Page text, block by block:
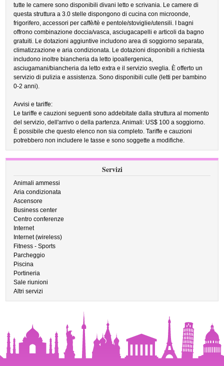
tutte le camere sono disponibili divani letto e scrivania. Le camere di
questa struttura a 3.0 stelle dispongono di cucina con microonde,
frigorifero, accessori per caffè/tè e pentole/stoviglie/utensili. I bagni
offrono combinazione doccia/vasca, asciugacapelli e articoli da bagno
gratuiti. Le dotazioni aggiuntive includono area di soggiorno separata,
climatizzazione e aria condizionata. Le dotazioni disponibili a richiesta
includono inoltre biancheria da letto ipoallergenica,
asciugamani/biancheria da letto extra e il servizio sveglia. È offerto un
servizio di pulizia e assistenza. Sono disponibili culle (letti per bambino
0-2 anni).
Avvisi e tariffe:
Le tariffe e cauzioni seguenti sono addebitate dalla struttura al momento
del servizio, dell'arrivo o della partenza. Animali: US$ 100 a soggiorno.
È possibile che questo elenco non sia completo. Tariffe e cauzioni
potrebbero non includere le tasse e sono soggette a modifiche.
Servizi
Animali ammessi
Aria condizionata
Ascensore
Business center
Centro conferenze
Internet
Internet (wireless)
Fitness - Sports
Parcheggio
Piscina
Portineria
Sale riunioni
Altri servizi